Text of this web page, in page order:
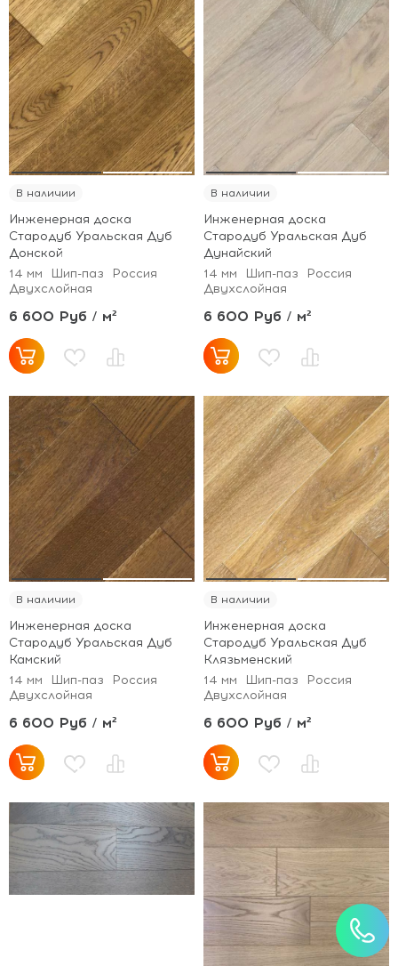
В наличии
Инженерная доска
Стародуб Уральская Дуб
Донской
14 мм
Шип-паз
Россия
Двухслойная
6 600 Руб / м²
В наличии
Инженерная доска
Стародуб Уральская Дуб
Дунайский
14 мм
Шип-паз
Россия
Двухслойная
6 600 Руб / м²
В наличии
Инженерная доска
Стародуб Уральская Дуб
Камский
14 мм
Шип-паз
Россия
Двухслойная
6 600 Руб / м²
В наличии
Инженерная доска
Стародуб Уральская Дуб
Клязьменский
14 мм
Шип-паз
Россия
Двухслойная
6 600 Руб / м²